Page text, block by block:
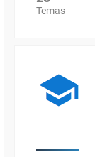
Temas